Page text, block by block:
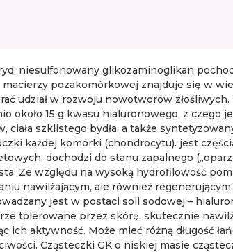
niesulfonowany glikozaminoglikan
pozakomórkowej znajduje się w
udział w rozwoju nowotworów
około 15 g kwasu hialuronowego, z
szklistego bydła, a także
każdej komórki (chondrocytu). jest
dochodzi do stanu zapalnego
Ze względu na wysoką hydrofilowość
nawilżającym, ale również
jest w postaci soli sodowej –
tolerowane przez skórę, skutecznie
ich aktywność. Może mieć różną długość
Cząsteczki GK o niskiej masie